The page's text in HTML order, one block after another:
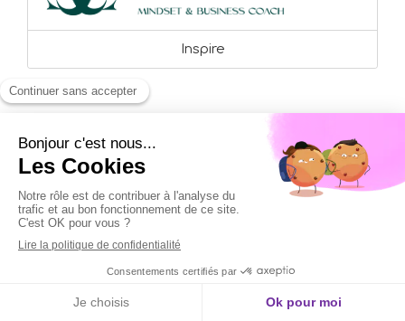
Appeler Localisation
Inspire
Gratitudes
Merci de tout coeur
pour ce que vous
m'avez apporté...
Docteur en pharmacie,
hypnothérapeute